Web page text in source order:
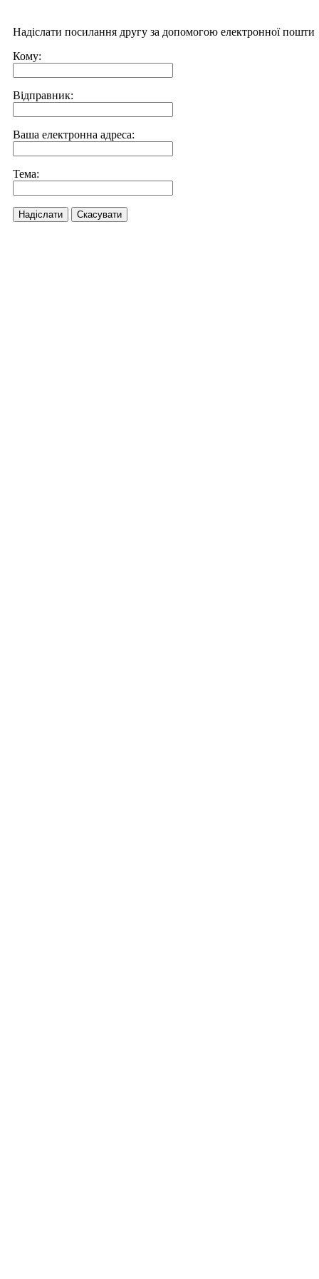
Надіслати посилання другу за допомогою електронної пошти
Кому:
Відправник:
Ваша електронна адреса:
Тема:
Надіслати Скасувати